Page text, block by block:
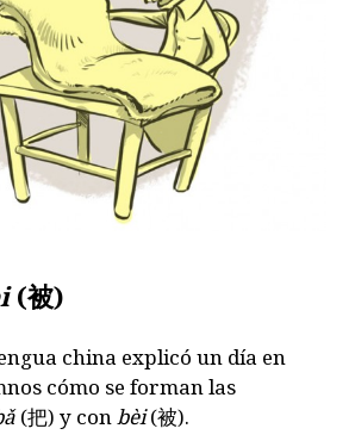
(被)
china explicó un día en
cómo se forman las
ǎ(把) y conbèi(被).